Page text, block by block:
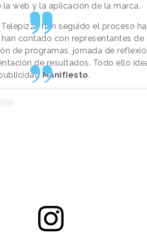
web y la aplicación de la marca.
han seguido el proceso
contado con representantes de
de programas, jornada de
de resultados. Todo ello
Manifiesto.